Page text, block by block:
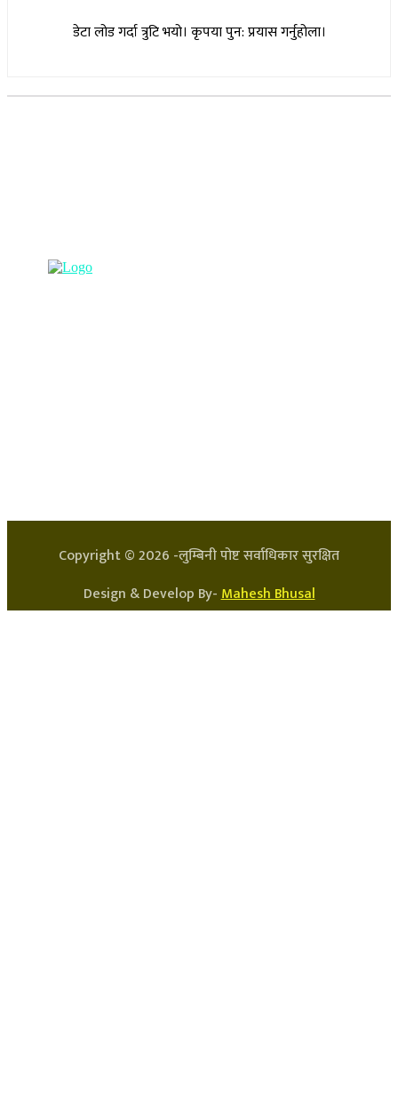
डेटा लोड गर्दा त्रुटि भयो। कृपया पुन: प्रयास गर्नुहोला।
Copyright ©2026 -लुम्बिनी पोष्ट सर्वाधिकार सुरक्षित
Design & Develop By-Mahesh Bhusal